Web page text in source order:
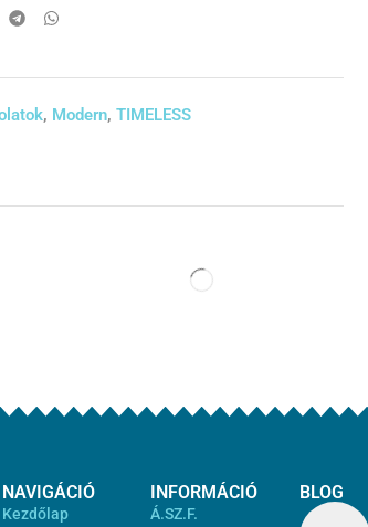
, Modern,TIMELESS
NAVIGÁCIÓ
Kezdőlap
INFORMÁCIÓ
Á.SZ.F.
BLOG